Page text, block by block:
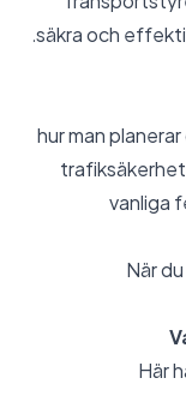
säkra och
hur man
vanliga
När
Här